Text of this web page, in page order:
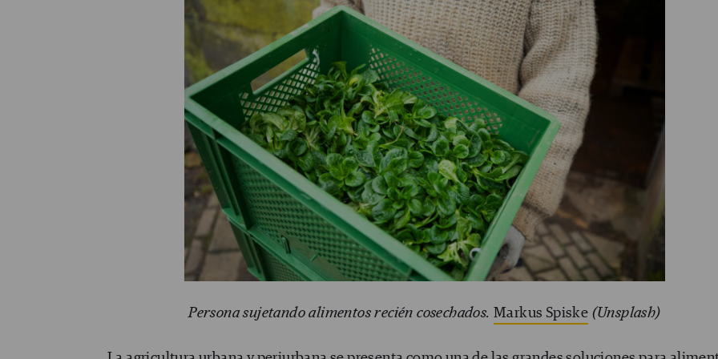
Persona sujetando alimentos recién cosechados.Markus Spiske (Unsplash)